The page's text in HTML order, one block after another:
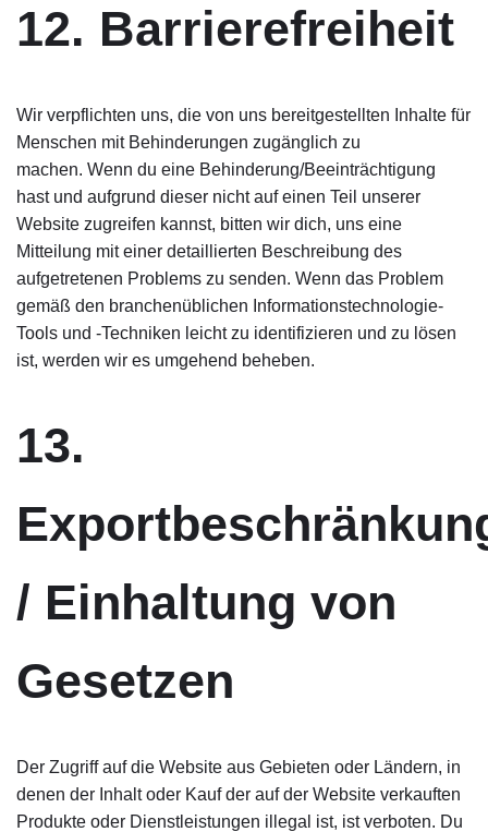
12. Barrierefreiheit
Wir verpflichten uns, die von uns bereitgestellten Inhalte für
Menschen mit Behinderungen zugänglich zu
machen. Wenn du eine Behinderung/Beeinträchtigung
hast und aufgrund dieser nicht auf einen Teil unserer
Website zugreifen kannst, bitten wir dich, uns eine
Mitteilung mit einer detaillierten Beschreibung des
aufgetretenen Problems zu senden. Wenn das Problem
gemäß den branchenüblichen Informationstechnologie-
Tools und -Techniken leicht zu identifizieren und zu lösen
ist, werden wir es umgehend beheben.
13.
/ Einhaltung von
Gesetzen
Der Zugriff auf die Website aus Gebieten oder Ländern, in
denen der Inhalt oder Kauf der auf der Website verkauften
Produkte oder Dienstleistungen illegal ist, ist verboten. Du